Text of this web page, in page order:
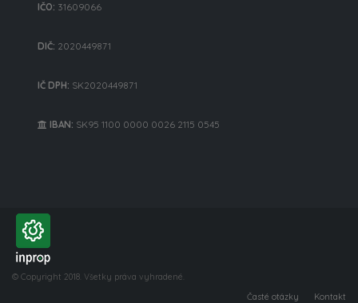
IČO: 31609066
DIČ: 2020449871
IČ DPH: SK2020449871
IBAN: SK95 1100 0000 0026 2115 0545
© Copyright 2018. Všetky práva vyhradené.
Časté otázky
Kontakt